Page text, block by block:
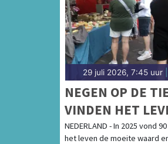
29 juli 2026, 7:45 uur
NEGEN OP DE
VINDEN HET
WAARD
NEDERLAND - In 2025 vond
het leven de moeite waard